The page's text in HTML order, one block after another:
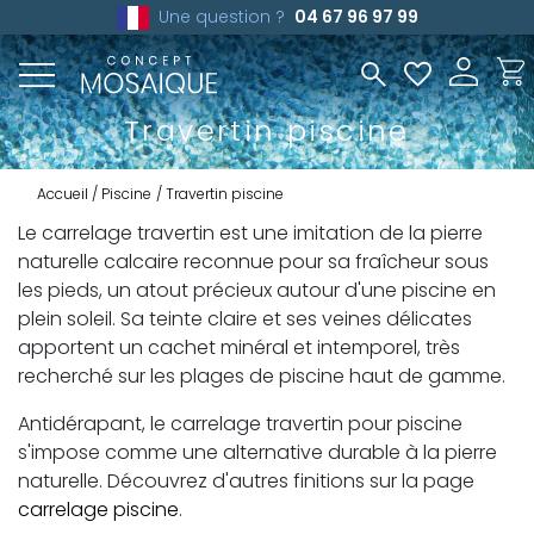
Une question ? 04 67 96 97 99
Travertin piscine
Accueil Piscine Travertin piscine
Le carrelage travertin est une imitation de la pierre
naturelle calcaire reconnue pour sa fraîcheur sous
les pieds, un atout précieux autour d'une piscine en
plein soleil. Sa teinte claire et ses veines délicates
apportent un cachet minéral et intemporel, très
recherché sur les plages de piscine haut de gamme.
Antidérapant, le carrelage travertin pour piscine
s'impose comme une alternative durable à la pierre
naturelle. Découvrez d'autres finitions sur la page
carrelage piscine.